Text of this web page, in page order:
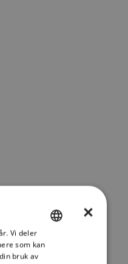
×
Vi deler
som kan
bruk av